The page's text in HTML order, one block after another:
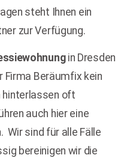
steht Ihnen ein
zur Verfügung.
in Dresden
Beräumfix kein
hinterlassen oft
auch hier eine
Wir sind für alle Fälle
bereinigen wir die